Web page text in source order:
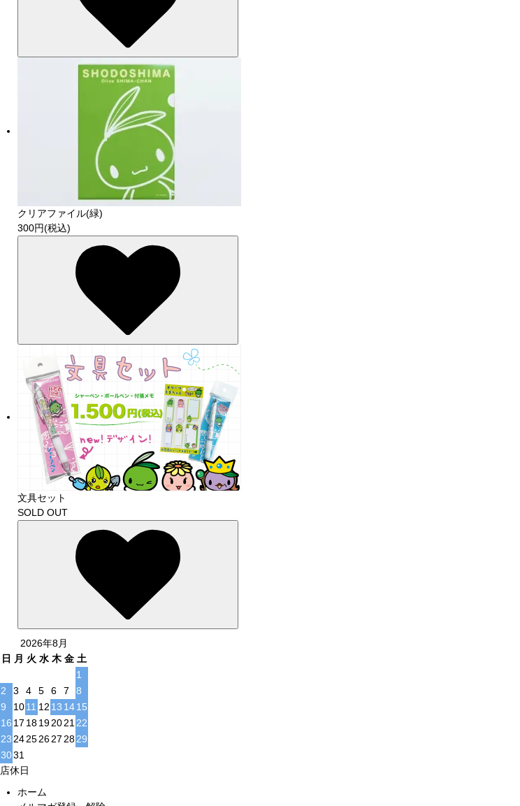
クリアファイル(緑)
300円(税込)
文具セット
SOLD OUT
2026年8月
日
月 火 水 木 金 土
1
2
3 4 5 6 7
8
9
1011 12 13 1415
16 17 18192021 22
23 24252627 2829
3031
店休日
ホーム